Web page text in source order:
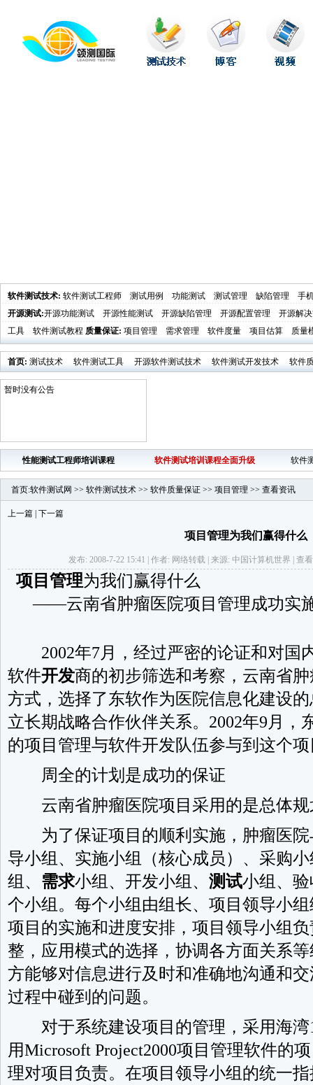
软件测试技术: 软件测试工程师 测试用例 功能测试 测试管理 缺陷管理
手
开源测试:开源功能测试 开源性能测试 开源缺陷管理 开源配置管理
开源解
工具
软件测试教程 质量保证: 项目管理 需求管理 软件度量 项目估算 质量
首页: 测试技术 软件测试工具 开源软件测试技术 软件测试开发技术
软件
业界新闻
软件测试时代活动发布
暂时没有公告
性能测试工程师培训课程 软件测试培训课程全面升级 软件
首页:软件测试网 >> 软件测试技术 >> 软件质量保证 >> 项目管理 >> 查看资讯
上一篇 下一篇
项目管理为我们赢得什么
发布: 2008-7-22 15:41 | 作者: 网络转载 | 来源: 中国计算机世界 | 查
项目管理为我们赢得什么
——云南省肿瘤医院项目管理成功实
2002年7月，经过严密的论证和对国
软件开发商的初步筛选和考察，云南省
方式，选择了东软作为医院信息化建设
立长期战略合作伙伴关系。2002年9月，
的项目管理与软件开发队伍参与到这个
周全的计划是成功的保证
云南省肿瘤医院项目采用的是总体规
为了保证项目的顺利实施，肿瘤医院
导小组、实施小组（核心成员）、采购
组、 需求小组、开发小组、 测试小组、
个小组。每个小组由组长、项目领导小
项目的实施和进度安排，项目领导小组
整，应用模式的选择，协调各方面关系
方能够对信息进行及时和准确地沟通和
过程中碰到的问题。
对于系统建设项目的管理，采用海湾
用Microsoft Project2000项目管理软件的
理对项目负责。在项目领导小组的统一